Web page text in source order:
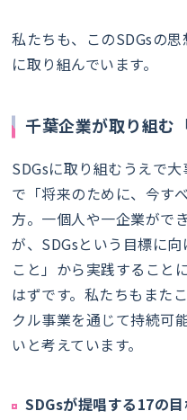
私たちも、このSDGsの
に取り組んでいます。
千葉企業が取り組む
SDGsに取り組むうえで
で「将来のために、今す
方。一個人や一企業がで
が、SDGsという目標に
こと」から実践すること
はずです。私たちもまた
クル事業を通じて持続可
いと考えています。
SDGsが提唱する17の